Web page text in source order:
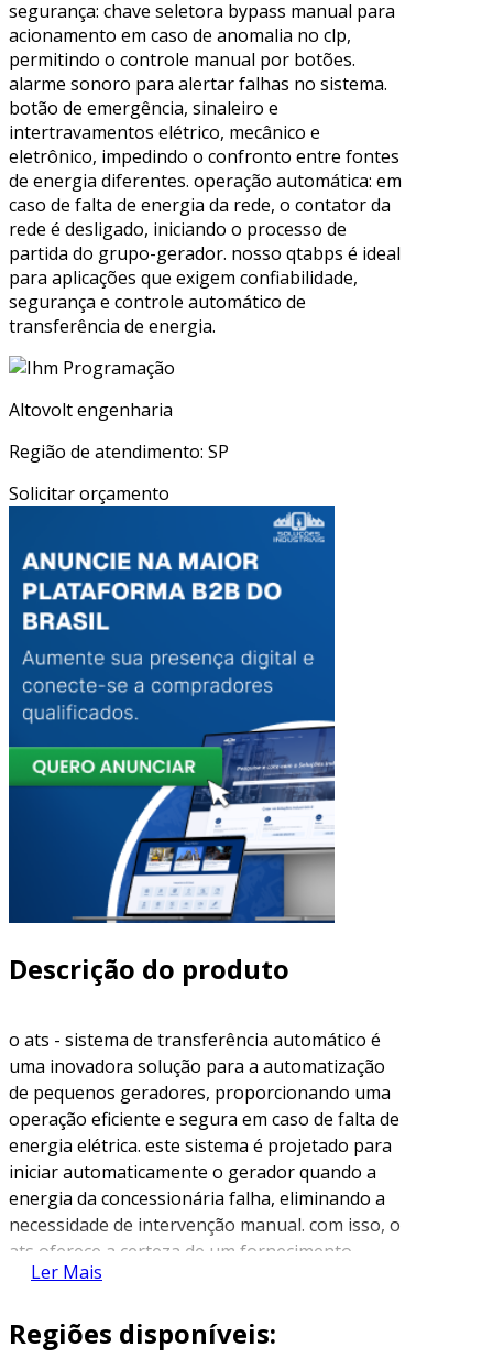
segurança: chave seletora bypass manual para
acionamento em caso de anomalia no clp,
permitindo o controle manual por botões.
alarme sonoro para alertar falhas no sistema.
botão de emergência, sinaleiro e
intertravamentos elétrico, mecânico e
eletrônico, impedindo o confronto entre fontes
de energia diferentes. operação automática: em
caso de falta de energia da rede, o contator da
rede é desligado, iniciando o processo de
partida do grupo-gerador. nosso qtabps é ideal
para aplicações que exigem confiabilidade,
segurança e controle automático de
transferência de energia.
Altovolt engenharia
Região de atendimento: SP
Solicitar orçamento
Descrição do produto
o ats - sistema de transferência automático é
uma inovadora solução para a automatização
de pequenos geradores, proporcionando uma
operação eficiente e segura em caso de falta de
energia elétrica. este sistema é projetado para
iniciar automaticamente o gerador quando a
energia da concessionária falha, eliminando a
necessidade de intervenção manual. com isso, o
ats oferece a certeza de um fornecimento
contínuo de energia, reduzindo interrupções
significativos e desconfortos no cotidiano. sua
instalação é simples e proporciona
Ler Mais
Regiões disponíveis: